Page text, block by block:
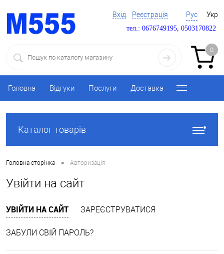
Вхід Реєстрація Рус Укр
тел.: 0676749195, 0503170822
0
Головна Відгуки Послуги Доставка
Каталог товарів
Головна сторінка • Авторизація
Увійти на сайт
УВІЙТИ НА САЙТ ЗАРЕЄСТРУВАТИСЯ
ЗАБУЛИ СВІЙ ПАРОЛЬ?